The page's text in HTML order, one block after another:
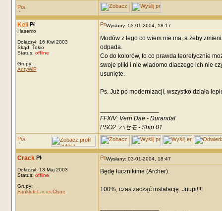
Keii
Hasemo
Dołączył: 16 Kwi 2003
Skąd: Tokio
Status: offline
Grupy:
AntyWiP
Wysłany: 03-01-2004, 18:17
Modów z tego co wiem nie ma, a żeby
odpada.
Co do kolorów, to co prawda teoretycznie
swoje pliki i nie wiadomo dlaczego ich nie
usunięte.
Ps. Już po modernizacji, wszystko działa
FFXIV: Vern Dae - Durandal
PSO2: ハセモ - Ship 01
Crack
Dołączył: 13 Maj 2003
Status: offline
Grupy:
Fanklub Lacus Clyne
Wysłany: 03-01-2004, 18:47
Będę łucznikime (Archer).
100%, czas zacząć instalację. Juupi!!!!